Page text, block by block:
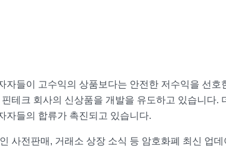
자들이 고수익의 상품보다는 안전한 저수익을 선호
테크 회사의 신상품을 개발을 유도하고 있습니다.
자들의 합류가 촉진되고 있습니다.
사전판매, 거래소 상장 소식 등 암호화폐 최신 업